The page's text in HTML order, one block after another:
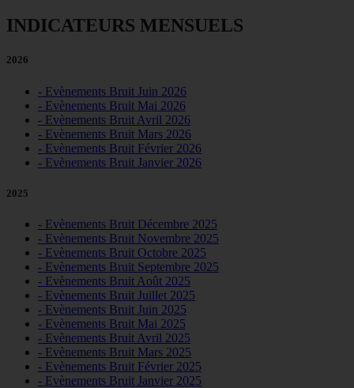
INDICATEURS MENSUELS
2026
- Evènements Bruit Juin 2026
- Evènements Bruit Mai 2026
- Evènements Bruit Avril 2026
- Evènements Bruit Mars 2026
- Evènements Bruit Février 2026
- Evènements Bruit Janvier 2026
2025
- Evènements Bruit Décembre 2025
- Evènements Bruit Novembre 2025
- Evènements Bruit Octobre 2025
- Evènements Bruit Septembre 2025
- Evènements Bruit Août 2025
- Evènements Bruit Juillet 2025
- Evènements Bruit Juin 2025
- Evènements Bruit Mai 2025
- Evènements Bruit Avril 2025
- Evènements Bruit Mars 2025
- Evènements Bruit Février 2025
- Evènements Bruit Janvier 2025